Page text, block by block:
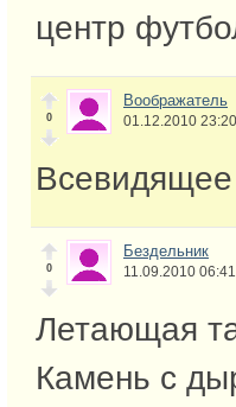
центр
0
Воображатель
01.12.2010 23:20
0
Бездельник
11.09.2010 06:41
Летающая
Камень с